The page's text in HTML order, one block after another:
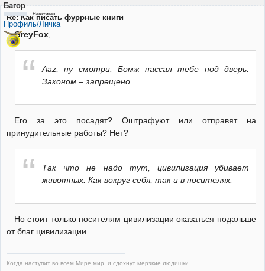
Багор
Неактивен
Профиль/Личка
Re: Как писать фуррные книги
GreyFox,
Aaz, ну смотри. Бомж нассал тебе под дверь.
Законом – запрещено.
Его за это посадят? Оштрафуют или отправят на
принудительные работы? Нет?
Так что не надо тут, цивилизация убивает
животных. Как вокруг себя, так и в носителях.
Но стоит только носителям цивилизации оказаться подальше
от благ цивилизации...
Когда наступит во всем Мире мир, и сдохнут мерзкие людишки